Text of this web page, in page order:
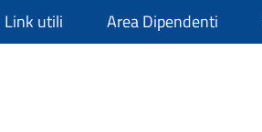
Link utili Area Dipendenti